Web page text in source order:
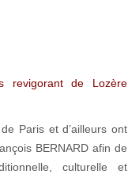
revigorant de Lozère
Paris et d’ailleurs ont
BERNARD afin de
culturelle et